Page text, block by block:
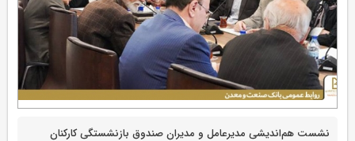
نشست هم‌اندیشی مدیرعامل و مدیران صندوق بازنشستگی کارکنان